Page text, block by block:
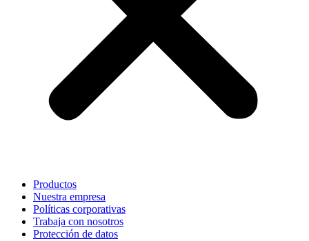
Productos
Nuestra empresa
Políticas corporativas
Trabaja con nosotros
Protección de datos